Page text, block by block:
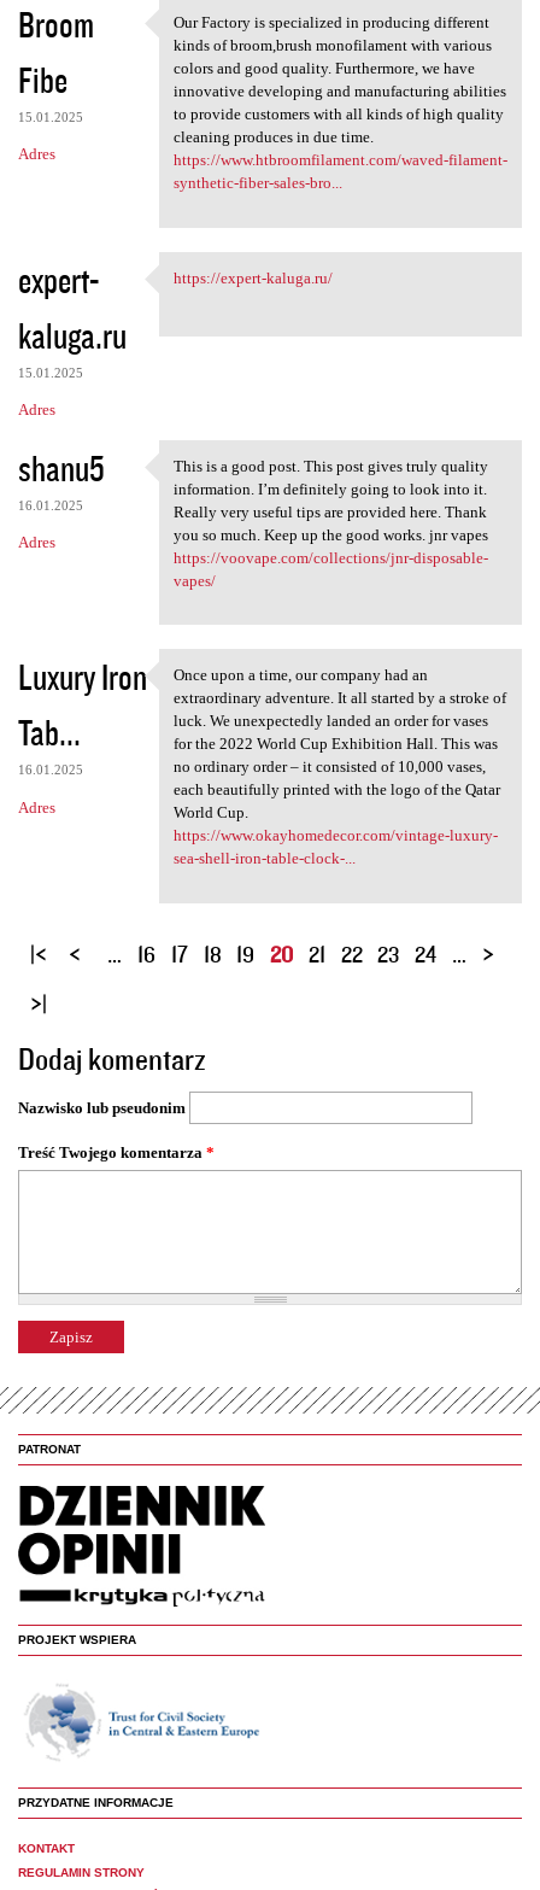
Broom
Fibe
15.01.2025
Adres
Our Factory is specialized in
Our Factory is specialized in producing different
kinds of broom,brush monofilament with various
colors and good quality. Furthermore, we have
innovative developing and manufacturing abilities
to provide customers with all kinds of high quality
cleaning produces in due time.
https://www.htbroomfilament.com/waved-filament-
synthetic-fiber-sales-bro...
expert-
kaluga.ru
15.01.2025
Adres
https://expert-kaluga.ru/
https://expert-kaluga.ru/
shanu5
16.01.2025
Adres
This is a good post. This
This is a good post. This post gives truly quality
information. I’m definitely going to look into it.
Really very useful tips are provided here. Thank
you so much. Keep up the good works. jnr vapes
https://voovape.com/collections/jnr-disposable-
vapes/
Luxury Iron
Tab...
16.01.2025
Adres
Once upon a time, our company
Once upon a time, our company had an
extraordinary adventure. It all started by a stroke of
luck. We unexpectedly landed an order for vases
for the 2022 World Cup Exhibition Hall. This was
no ordinary order – it consisted of 10,000 vases,
each beautifully printed with the logo of the Qatar
World Cup.
https://www.okayhomedecor.com/vintage-luxury-
sea-shell-iron-table-clock-...
S
o
n
y
… 16 17 18 19 20 21 22 23 24 …
Dodaj komentarz
Nazwisko lub pseudonim
Treść Twojego komentarza *
PATRONAT
PROJEKT WSPIERA
PRZYDATNE INFORMACJE
KONTAKT
REGULAMIN STRONY